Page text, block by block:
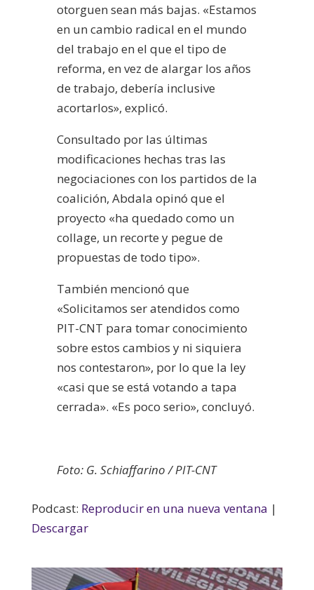
otorguen sean más bajas. «Estamos
en un cambio radical en el mundo
del trabajo en el que el tipo de
reforma, en vez de alargar los años
de trabajo, debería inclusive
acortarlos», explicó.
Consultado por las últimas
modificaciones hechas tras las
negociaciones con los partidos de la
coalición, Abdala opinó que el
proyecto «ha quedado como un
collage, un recorte y pegue de
propuestas de todo tipo».
También mencionó que
«Solicitamos ser atendidos como
PIT-CNT para tomar conocimiento
sobre estos cambios y ni siquiera
nos contestaron», por lo que la ley
«casi que se está votando a tapa
cerrada». «Es poco serio», concluyó.
Foto: G. Schiaffarino / PIT-CNT
Podcast: Reproducir en una nueva ventana |
Descargar